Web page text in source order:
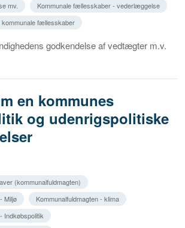
mv.
Kommunale fællesskaber - vederlæggelse
fællesskaber
godkendelse af vedtægter m.v.
en kommunes
og udenrigspolitiske
(kommunalfuldmagten)
Miljø
Kommunalfuldmagten - klima
Indkøbspolitik